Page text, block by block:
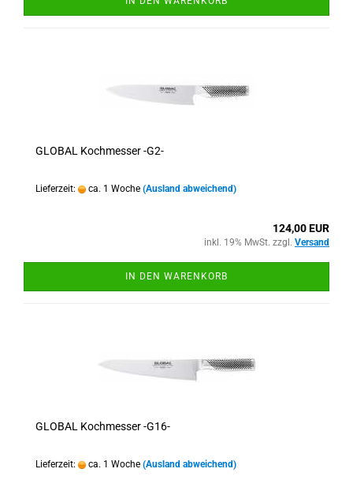
GLOBAL Kochmesser -G2-
Lieferzeit: ca. 1 Woche (Ausland abweichend)
124,00 EUR
inkl. 19% MwSt. zzgl. Versand
IN DEN WARENKORB
GLOBAL Kochmesser -G16-
Lieferzeit: ca. 1 Woche (Ausland abweichend)